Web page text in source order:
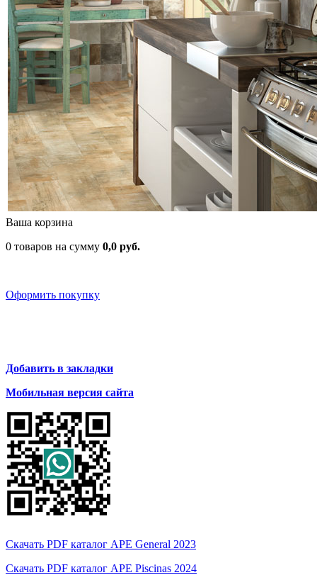
Ваша корзина
0 товаров на сумму 0,0 руб.
Оформить покупку
Добавить в закладки
Мобильная версия сайта
Скачать PDF каталог APE General 2023
Скачать PDF каталог APE Piscinas 2024